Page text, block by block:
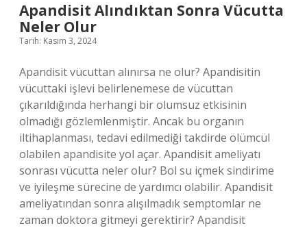
Apandisit Alındıktan Sonra Vücutta
Neler Olur
Tarih: Kasım 3, 2024
Apandisit vücuttan alınırsa ne olur? Apandisitin
vücuttaki işlevi belirlenemese de vücuttan
çıkarıldığında herhangi bir olumsuz etkisinin
olmadığı gözlemlenmiştir. Ancak bu organın
iltihaplanması, tedavi edilmediği takdirde ölümcül
olabilen apandisite yol açar. Apandisit ameliyatı
sonrası vücutta neler olur? Bol su içmek sindirime
ve iyileşme sürecine de yardımcı olabilir. Apandisit
ameliyatından sonra alışılmadık semptomlar ne
zaman doktora gitmeyi gerektirir? Apandisit